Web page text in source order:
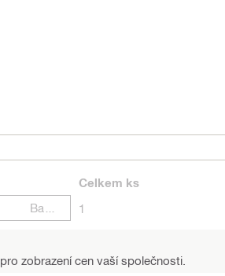
Celkem ks
1
pro zobrazení cen vaší společnosti.